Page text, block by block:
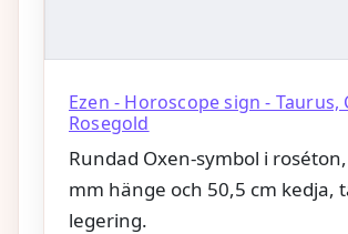
Ezen - Horoscope sign - Taurus,
Rosegold
Rundad Oxen-symbol i
mm hänge och 50,5 cm kedja,
legering.